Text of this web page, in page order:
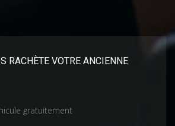
RACHÈTE VOTRE ANCIENNE
gratuitement